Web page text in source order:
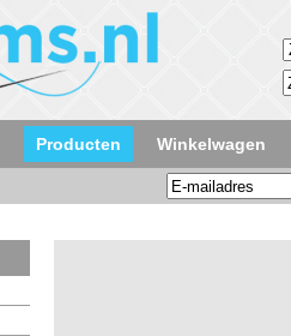
Producten Winkelwagen